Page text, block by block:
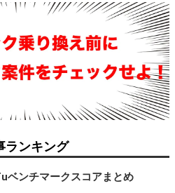
ランキング
ベンチマークスコアまとめ